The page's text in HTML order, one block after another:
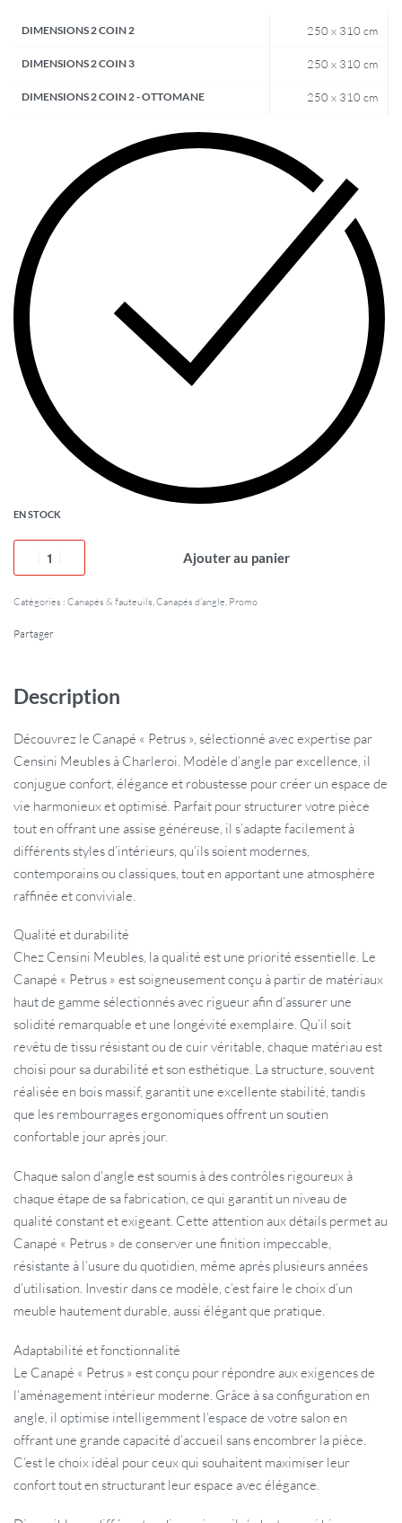
DIMENSIONS 2 COIN 2 250 x 310 cm
DIMENSIONS 2 COIN 3 250 x 310 cm
DIMENSIONS 2 COIN 2 - OTTOMANE 250 x 310 cm
EN STOCK
Ajouter au panier
Catégories : Canapés & fauteuils,Canapés d'angle, Promo
Partager
Description
Découvrez le Canapé « Petrus », sélectionné avec expertise par
Censini Meubles à Charleroi. Modèle d’angle par excellence, il
conjugue confort, élégance et robustesse pour créer un espace de
vie harmonieux et optimisé. Parfait pour structurer votre pièce
tout en offrant une assise généreuse, il s’adapte facilement à
différents styles d’intérieurs, qu’ils soient modernes,
contemporains ou classiques, tout en apportant une atmosphère
raffinée et conviviale.
Qualité et durabilité
Chez Censini Meubles, la qualité est une priorité essentielle. Le
Canapé « Petrus » est soigneusement conçu à partir de matériaux
haut de gamme sélectionnés avec rigueur afin d’assurer une
solidité remarquable et une longévité exemplaire. Qu’il soit
revêtu de tissu résistant ou de cuir véritable, chaque matériau est
choisi pour sa durabilité et son esthétique. La structure, souvent
réalisée en bois massif, garantit une excellente stabilité, tandis
que les rembourrages ergonomiques offrent un soutien
confortable jour après jour.
Chaque salon d’angle est soumis à des contrôles rigoureux à
chaque étape de sa fabrication, ce qui garantit un niveau de
qualité constant et exigeant. Cette attention aux détails permet au
Canapé « Petrus » de conserver une finition impeccable,
résistante à l’usure du quotidien, même après plusieurs années
d’utilisation. Investir dans ce modèle, c’est faire le choix d’un
meuble hautement durable, aussi élégant que pratique.
Adaptabilité et fonctionnalité
Le Canapé « Petrus » est conçu pour répondre aux exigences de
l’aménagement intérieur moderne. Grâce à sa configuration en
angle, il optimise intelligemment l’espace de votre salon en
offrant une grande capacité d’accueil sans encombrer la pièce.
C’est le choix idéal pour ceux qui souhaitent maximiser leur
confort tout en structurant leur espace avec élégance.